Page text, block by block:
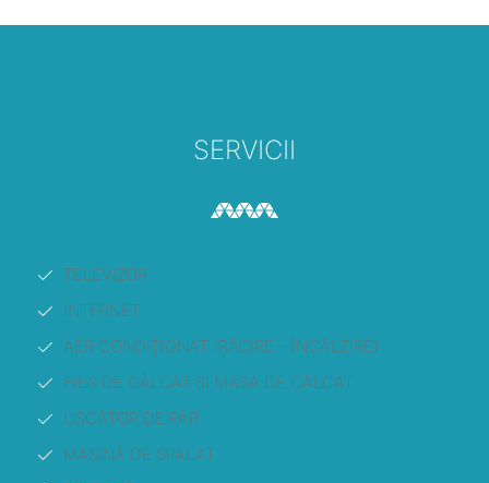
SERVICII
TELEVIZOR
INTERNET
AER CONDIȚIONAT (RĂCIRE – ÎNCĂLZIRE)
FIER DE CĂLCAT ȘI MASĂ DE CĂLCAT
USCĂTOR DE PĂR
MAȘINĂ DE SPĂLAT